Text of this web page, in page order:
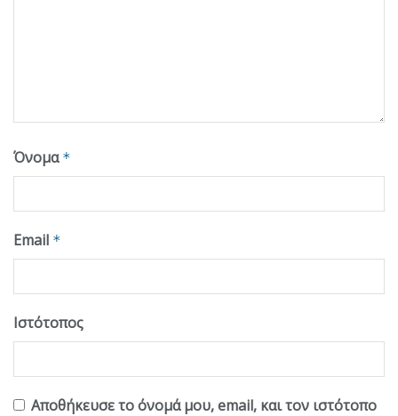
Όνομα *
Email *
Ιστότοπος
Αποθήκευσε το όνομά μου, email, και τον ιστότοπο